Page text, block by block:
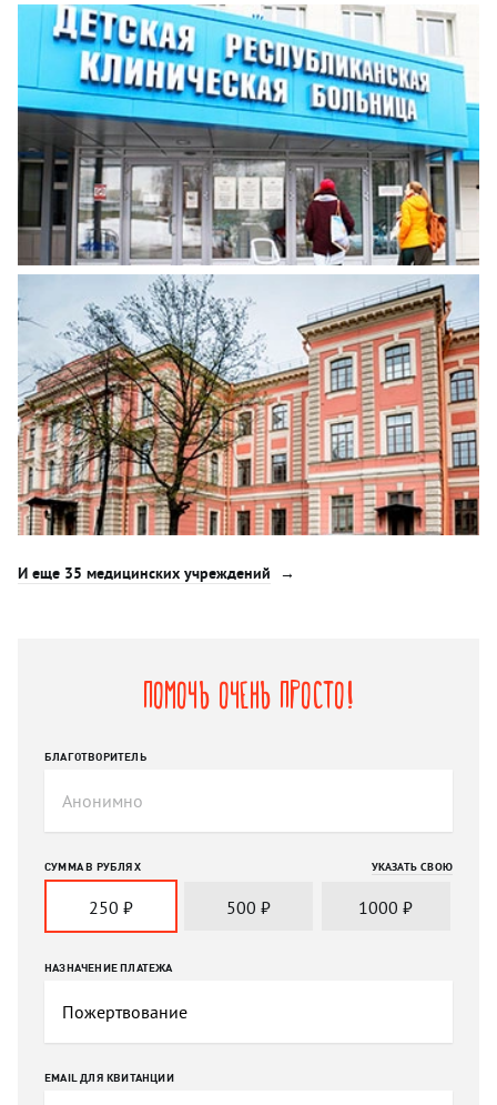
И еще 35 медицинских учреждений
Помочь очень просто!
БЛАГОТВОРИТЕЛЬ
СУММА В РУБЛЯХ
250 ₽ 500 ₽ 1000₽
УКАЗАТЬ СВОЮ
НАЗНАЧЕНИЕ ПЛАТЕЖА
EMAIL ДЛЯ КВИТАНЦИИ